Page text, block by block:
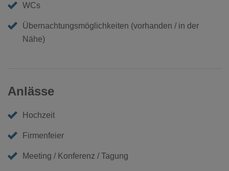
WCs
Übernachtungsmöglichkeiten (vorhanden / in der
Nähe)
Anlässe
Hochzeit
Firmenfeier
Meeting / Konferenz / Tagung